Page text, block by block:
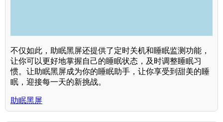
不仅如此，助眠黑屏还提供了定时关机和睡眠监测功能，
让你可以更好地掌握自己的睡眠状态，及时调整睡眠习
惯。让助眠黑屏成为你的睡眠助手，让你享受到甜美的睡
眠，迎接每一天的新挑战。
助眠黑屏